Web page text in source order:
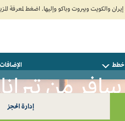
2. يجب على المسافرين المتجهين إلى الهند تعبئة نموذج الإقرار الصحي الذاتي (Air Suvidha) الإلزامي قبل موعد الوصول بـ 24 ساعة على الأقل. اضغط هنا للدخول إلى بوابة Air Suvidha.
خطط الإضافات
سافر من تيرانا
إدارة الحجز